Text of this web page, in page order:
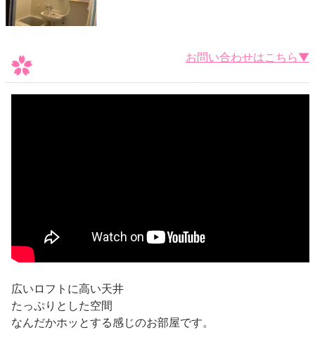
お問い合わせはこちら▼
広いロフトに高い天井
たっぷりとした空間
なんだかホッとする感じのお部屋です。